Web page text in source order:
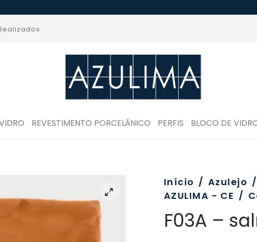
REVESTIMENTO PORCELÂNICO PERFIS BLOCO DE
Início / Azulejo /
AZULIMA - CE /
F03A –